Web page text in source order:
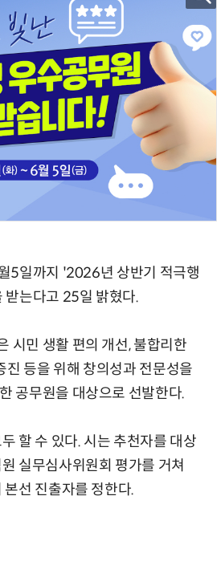
5일까지 '2026년 상반기 적극행
받는다고 25일 밝혔다.
시민 생활 편의 개선, 불합리한
진 등을 위해 창의성과 전문성을
공무원을 대상으로 선발한다.
할 수 있다. 시는 추천자를 대상
실무심사위원회 평가를 거쳐
선 진출자를 정한다.